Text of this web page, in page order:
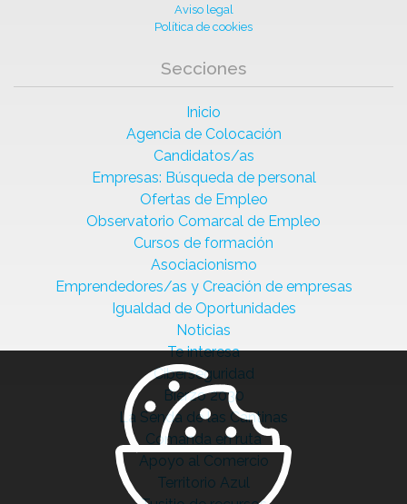
Aviso legal
Política de cookies
Secciones
Inicio
Agencia de Colocación
Candidatos/as
Empresas: Búsqueda de personal
Ofertas de Empleo
Observatorio Comarcal de Empleo
Cursos de formación
Asociacionismo
Emprendedores/as y Creación de empresas
Igualdad de Oportunidades
Noticias
Te interesa
Ciberseguridad
Bierzo 2030
La Senda de las Cantinas
Comanda en ruta
Apoyo al Comercio
Territorio Azul